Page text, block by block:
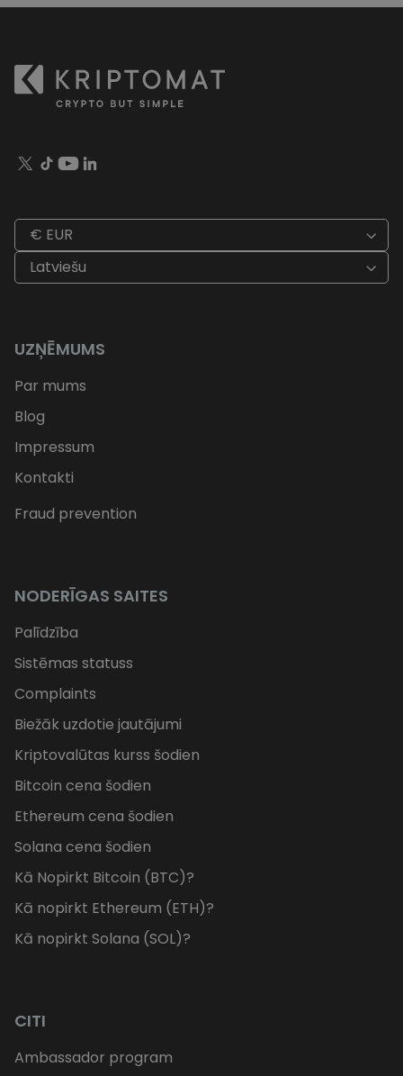
€ EUR
Latviešu
UZŅĒMUMS
Par mums
Blog
Impressum
Kontakti
Fraud prevention
NODERĪGAS SAITES
Palīdzība
Sistēmas statuss
Complaints
Biežāk uzdotie jautājumi
Kriptovalūtas kurss šodien
Bitcoin cena šodien
Ethereum cena šodien
Solana cena šodien
Kā Nopirkt Bitcoin (BTC)?
Kā nopirkt Ethereum (ETH)?
Kā nopirkt Solana (SOL)?
CITI
Ambassador program